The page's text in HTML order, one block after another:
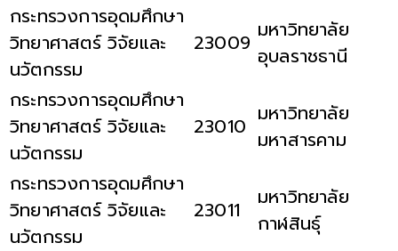
กระทรวงการอุดมศึกษา
วิทยาศาสตร์ วิจัยและ
นวัตกรรม
23009 มหาวิทยาลัย
อุบลราชธานี
กระทรวงการอุดมศึกษา
วิทยาศาสตร์ วิจัยและ
นวัตกรรม
23010 มหาวิทยาลัย
มหาสารคาม
กระทรวงการอุดมศึกษา
วิทยาศาสตร์ วิจัยและ
นวัตกรรม
23011
มหาวิทยาลัย
กาฬสินธุ์